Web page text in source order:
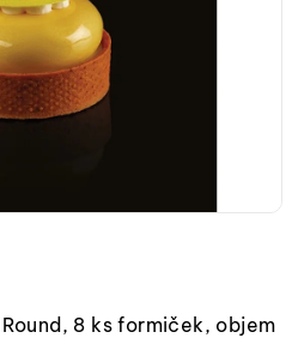
8 ks formiček, objem